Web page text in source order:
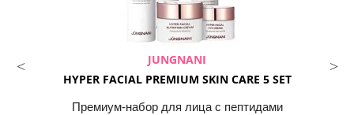
JUNGNANI
HYPER FACIAL PREMIUM SKIN CARE 5 SET
Премиум-набор для лица с пептидами